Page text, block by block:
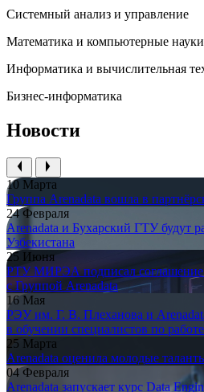
Системный анализ и управление
Математика и компьютерные науки
Информатика и вычислительная
Бизнес-информатика
Новости
10 Марта
Группа Arenadata вошла в
24 Февраля
Arenadata и Бухарский ГТУ будут
Узбекистана
25 Июня
РТУ МИРЭА подписал соглашение
с Группой Arenadata
16 Мая
РЭУ им. Г. В. Плеханова и
в обучении специалистов по
25 Марта
Arenadata оценила молодые
04 Февраля
Arenadata запускает курс Data